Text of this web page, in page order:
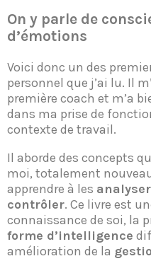
On y parle de
d’émotions
Voici donc un des
personnel que j’ai lu. Il
première coach et m’a
dans ma prise de
contexte de travail.
Il aborde des concepts
moi, totalement
apprendre à les analyser
contrôler. Ce livre est
connaissance de soi, la
forme d’intelligence
amélioration de la